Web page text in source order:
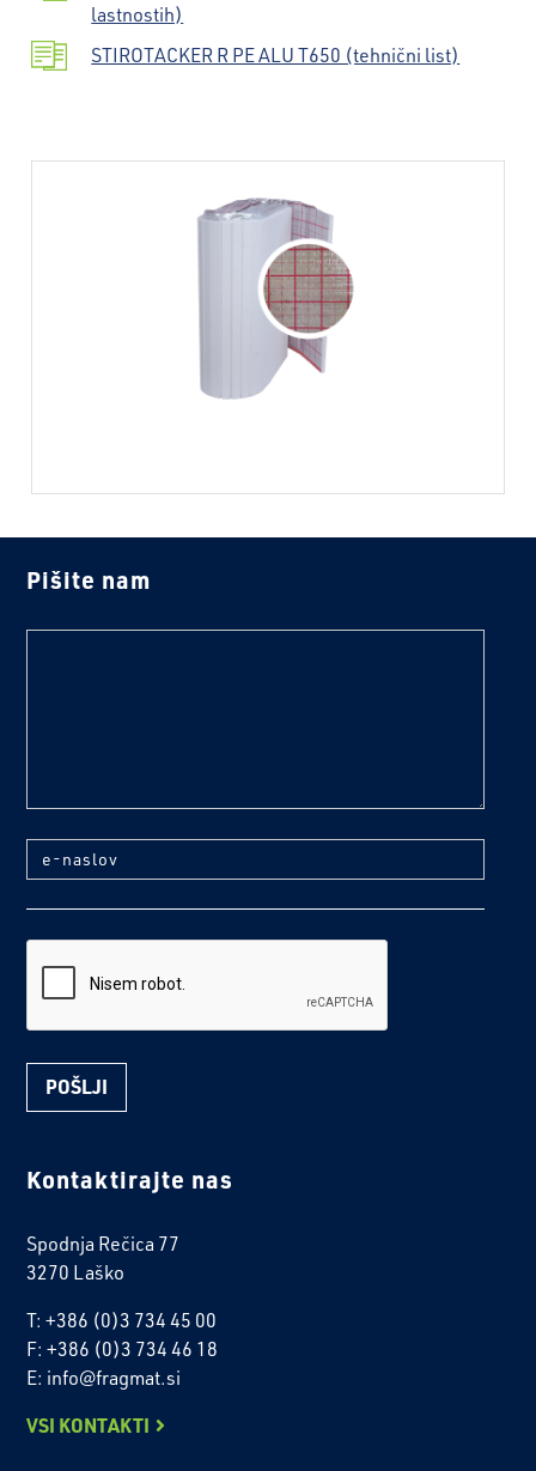
lastnostih)
STIROTACKER R PE ALU T650 (tehnični list)
Pišite nam
e-naslov
Kontaktirajte nas
Spodnja Rečica 77
3270 Laško
T: +386 (0)3 734 45 00
F: +386 (0)3 734 46 18
E: info@fragmat.si
VSI KONTAKTI